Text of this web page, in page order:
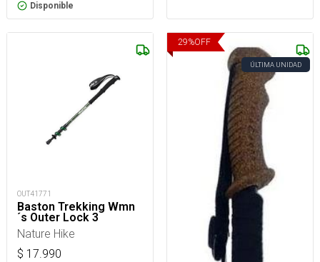
Disponible
OUT41771
Baston Trekking Wmn
´s Outer Lock 3
Nature Hike
$ 17.990
29%OFF
ÚLTIMA UNIDAD